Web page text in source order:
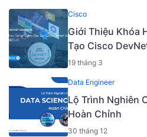
Cisco
Giới Thiệu Khóa
Tạo Cisco
v1.1 [Mã - 6927 A]
19 tháng 3
Data Engineer
Lộ Trình Nghiên
Hoàn Chỉnh
30 tháng 12